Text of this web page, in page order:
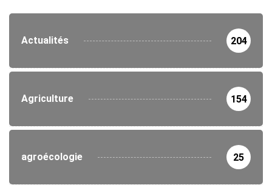
Actualités 204
Agriculture 154
agroécologie 25